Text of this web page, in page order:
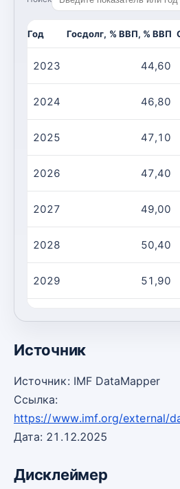
Год Госдолг, % ВВП, % ВВП
2023 44,60
2024 46,80
2025 47,10
2026 47,40
2027 49,00
2028 50,40
2029 51,90
Источник
Источник: IMF DataMapper
Ссылка:
https://www.imf.org/external/
Дата: 21.12.2025
Дисклеймер